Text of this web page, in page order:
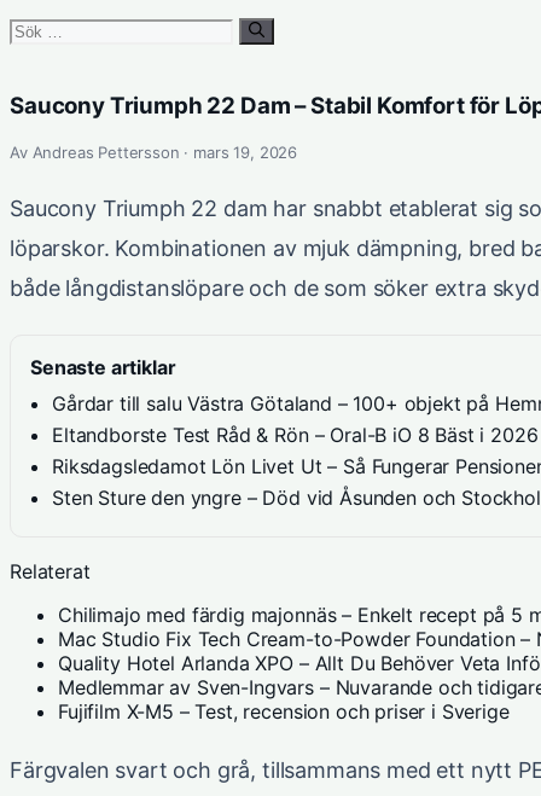
Sök
Saucony Triumph 22 Dam – Stabil Komfort för
Av Andreas Pettersson · mars 19, 2026
Saucony Triumph 22 dam har snabbt etablerat sig
löparskor. Kombinationen av mjuk dämpning, bred
både långdistanslöpare och de som söker extra
Senaste artiklar
Gårdar till salu Västra Götaland – 100+ objekt på
Eltandborste Test Råd & Rön – Oral-B iO 8 Bäst i 2026
Riksdagsledamot Lön Livet Ut – Så Fungerar
Sten Sture den yngre – Död vid Åsunden och
Relaterat
Chilimajo med färdig majonnäs – Enkelt recept på 5
Mac Studio Fix Tech Cream-to-Powder Foundation
Quality Hotel Arlanda XPO – Allt Du Behöver Veta
Medlemmar av Sven-Ingvars – Nuvarande och
Fujifilm X-M5 – Test, recension och priser i Sverige
Färgvalen svart och grå, tillsammans med ett nytt